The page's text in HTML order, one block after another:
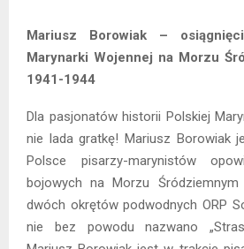
Mariusz Borowiak –
Marynarki Wojennej na Morzu
1941-1944
Dla pasjonatów historii Polskiej
nie lada gratkę! Mariusz Borowiak
Polsce pisarzy-marynistów
bojowych na Morzu
dwóch okrętów podwodnych ORP
nie bez powodu nazwano